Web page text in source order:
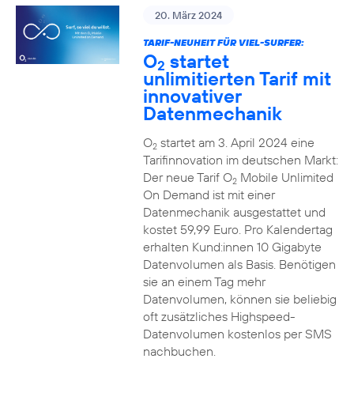
20. März 2024
TARIF-NEUHEIT FÜR VIEL-SURFER:
O2 startet
unlimitierten Tarif mit
innovativer
Datenmechanik
O2startet am 3. April 2024 eine
Tarifinnovation im deutschen Markt:
Der neue Tarif O2Mobile Unlimited
On Demand ist mit einer
Datenmechanik ausgestattet und
kostet 59,99 Euro. Pro Kalendertag
erhalten Kund:innen 10 Gigabyte
Datenvolumen als Basis. Benötigen
sie an einem Tag mehr
Datenvolumen, können sie beliebig
oft zusätzliches Highspeed-
Datenvolumen kostenlos per SMS
nachbuchen.